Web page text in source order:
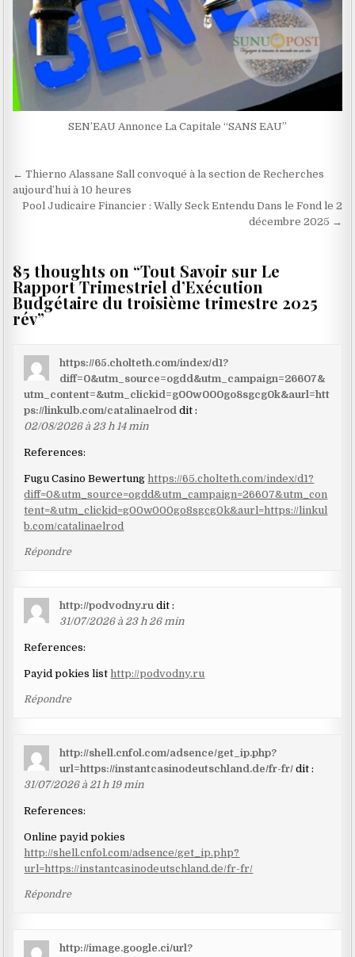
SEN’EAU Annonce La Capitale ‘‘SANS EAU’’
Navigation
de
← Thierno Alassane Sall convoqué à la section de Recherches
aujourd’hui à 10 heures
Pool Judicaire Financier : Wally Seck Entendu Dans le Fond le 2
décembre 2025 →
85 thoughts on “Tout Savoir sur Le
Rapport Trimestriel d’Exécution
Budgétaire du troisième trimestre 2025
rév”
https://65.cholteth.com/index/d1?
diff=0&utm_source=ogdd&utm_campaign=26607&
utm_content=&utm_clickid=g00w000go8sgcg0k&aurl=htt
ps://linkulb.com/catalinaelrod dit :
02/08/2026 à 23 h 14 min
References:
Fugu Casino Bewertung https://65.cholteth.com/index/d1?
diff=0&utm_source=ogdd&utm_campaign=26607&utm_con
tent=&utm_clickid=g00w000go8sgcg0k&aurl=https://linkul
b.com/catalinaelrod
Répondre
http://podvodny.ru dit :
31/07/2026 à 23 h 26 min
References:
Payid pokies listhttp://podvodny.ru
Répondre
http://shell.cnfol.com/adsence/get_ip.php?
url=https://instantcasinodeutschland.de/fr-fr/ dit :
31/07/2026 à 21 h 19 min
References:
Online payid pokies
http://shell.cnfol.com/adsence/get_ip.php?
url=https://instantcasinodeutschland.de/fr-fr/
Répondre
http://image.google.ci/url?